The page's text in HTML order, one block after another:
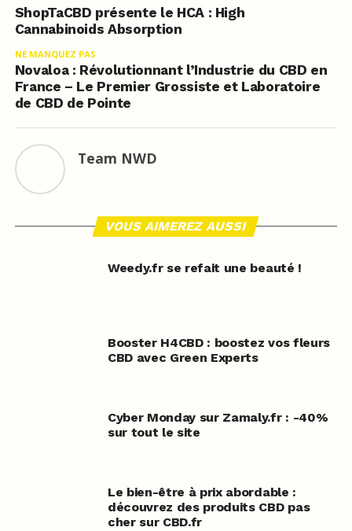
ShopTaCBD présente le HCA : High
Cannabinoids Absorption
NE MANQUEZ PAS
Novaloa : Révolutionnant l’Industrie du CBD en
France – Le Premier Grossiste et Laboratoire
de CBD de Pointe
Team NWD
VOUS AIMEREZ AUSSI
Weedy.fr se refait une beauté !
Booster H4CBD : boostez vos fleurs
CBD avec Green Experts
Cyber Monday sur Zamaly.fr : -40%
sur tout le site
Le bien-être à prix abordable :
découvrez des produits CBD pas
cher sur CBD.fr